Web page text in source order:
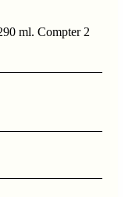
ml. Compter 2